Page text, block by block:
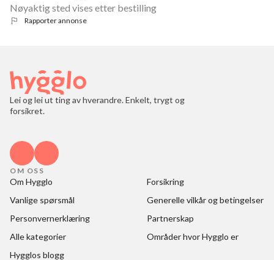
Nøyaktig sted vises etter bestilling
Rapporter annonse
Lei og lei ut ting av hverandre. Enkelt, trygt og
forsikret.
OM OSS
Om Hygglo
Forsikring
Vanlige spørsmål
Generelle vilkår og betingelser
Personvernerklæring
Partnerskap
Alle kategorier
Områder hvor Hygglo er
Hygglos blogg